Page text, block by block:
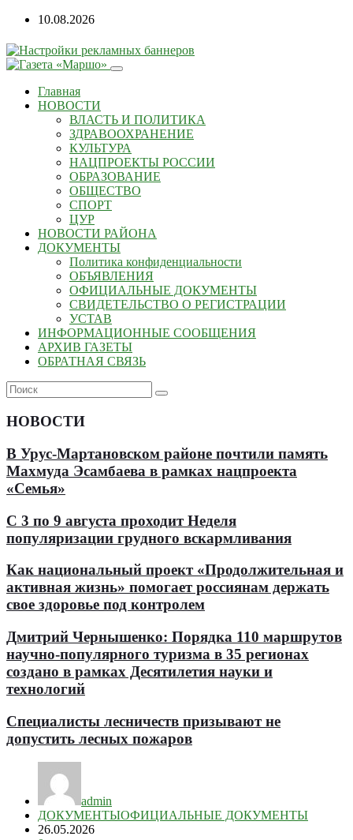
Перейти
содержанию
10.08.2026
Главная
НОВОСТИ
ВЛАСТЬ И ПОЛИТИКА
ЗДРАВООХРАНЕНИЕ
КУЛЬТУРА
НАЦПРОЕКТЫ РОССИИ
ОБРАЗОВАНИЕ
ОБЩЕСТВО
СПОРТ
ЦУР
НОВОСТИ РАЙОНА
ДОКУМЕНТЫ
Политика конфиденциальности
ОБЪЯВЛЕНИЯ
ОФИЦИАЛЬНЫЕ ДОКУМЕНТЫ
СВИДЕТЕЛЬСТВО О РЕГИСТРАЦИИ
УСТАВ
ИНФОРМАЦИОННЫЕ СООБЩЕНИЯ
АРХИВ ГАЗЕТЫ
ОБРАТНАЯ СВЯЗЬ
НОВОСТИ
В Урус-Мартановском районе почтили память
Махмуда Эсамбаева в рамках нацпроекта
«Семья»
С 3 по 9 августа проходит Неделя
популяризации грудного вскармливания
Как национальный проект «Продолжительная и
активная жизнь» помогает россиянам держать
свое здоровье под контролем
Дмитрий Чернышенко: Порядка 110 маршрутов
научно-популярного туризма в 35 регионах
создано в рамках Десятилетия науки и
технологий
Специалисты лесничеств призывают не
допустить лесных пожаров
admin
ДОКУМЕНТЫОФИЦИАЛЬНЫЕ ДОКУМЕНТЫ
26.05.2026